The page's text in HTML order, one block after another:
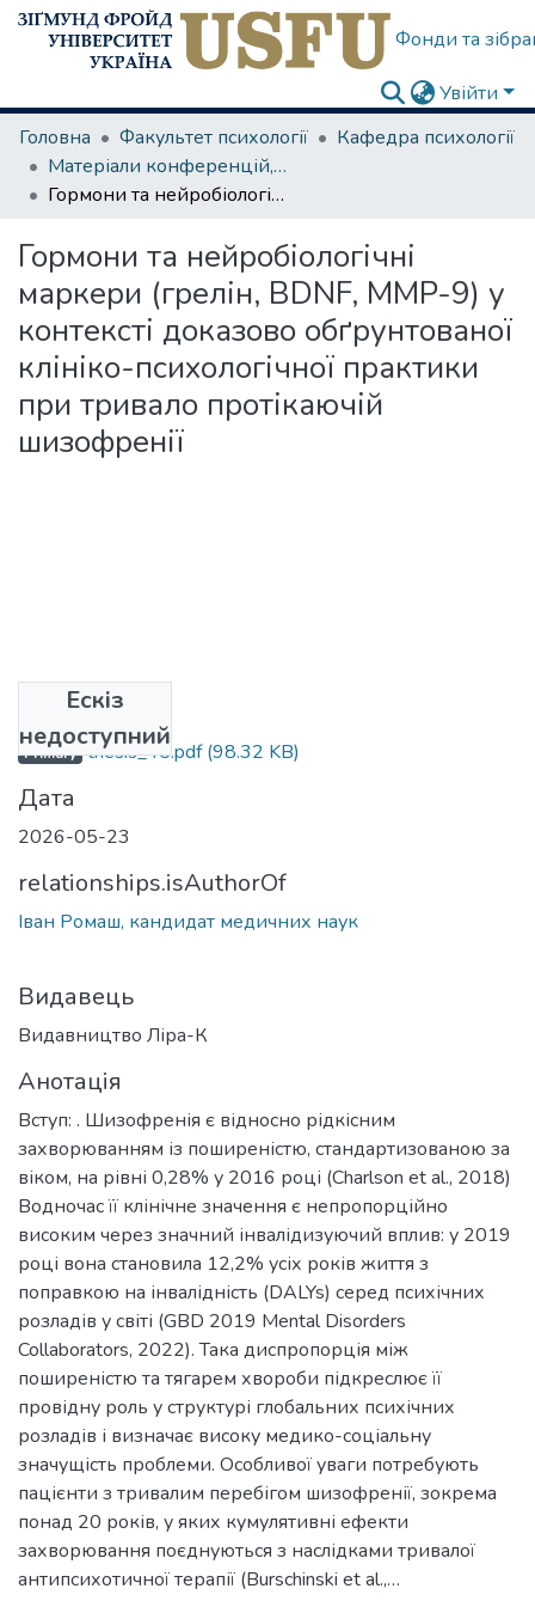
Фонди та
Увійти
Головна
Факультет психології
Кафедра психології
Матеріали конференцій, семінарів
Гормони та нейробіологічні маркери (грелін, BDNF, MMP-9) у контексті доказово обґрунтованої клініко-психологічної практики при тривало протікаючій шизофренії
Гормони та нейробіологічні
маркери (грелін, BDNF, MMP-9) у
контексті доказово обґрунтованої
клініко-психологічної практики
при тривало протікаючій
шизофренії
Ескіз
недоступний
Файли
Primary thesis_45.pdf(98.32 KB)
Дата
2026-05-23
relationships.isAuthorOf
Іван Ромаш, кандидат медичних наук
Видавець
Видавництво Ліра-К
Анотація
Вступ: . Шизофренія є відносно рідкісним
захворюванням із поширеністю, стандартизованою за
віком, на рівні 0,28% у 2016 році (Charlson et al., 2018)
Водночас її клінічне значення є непропорційно
високим через значний інвалідизуючий вплив: у 2019
році вона становила 12,2% усіх років життя з
поправкою на інвалідність (DALYs) серед психічних
розладів у світі (GBD 2019 Mental Disorders
Collaborators, 2022). Така диспропорція між
поширеністю та тягарем хвороби підкреслює її
провідну роль у структурі глобальних психічних
розладів і визначає високу медико-соціальну
значущість проблеми. Особливої уваги потребують
пацієнти з тривалим перебігом шизофренії, зокрема
понад 20 років, у яких кумулятивні ефекти
захворювання поєднуються з наслідками тривалої
антипсихотичної терапії (Burschinski et al.,…